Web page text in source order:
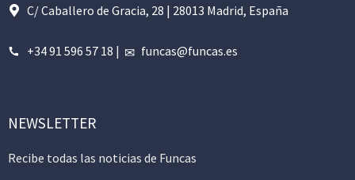
C/ Caballero de Gracia, 28 | 28013 Madrid, España
+34 91 596 57 18 | funcas@funcas.es
NEWSLETTER
Recibe todas las noticias de Funcas